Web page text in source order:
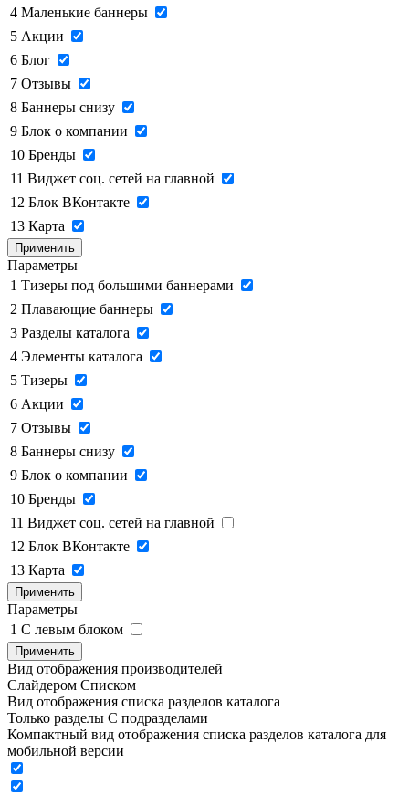
4 Маленькие баннеры
5 Акции
6 Блог
7 Отзывы
8 Баннеры снизу
9 Блок о компании
10 Бренды
11 Виджет соц. сетей на главной
12 Блок ВКонтакте
13 Карта
Применить
Параметры
1 Тизеры под большими баннерами
2 Плавающие баннеры
3 Разделы каталога
4 Элементы каталога
5 Тизеры
6 Акции
7 Отзывы
8 Баннеры снизу
9 Блок о компании
10 Бренды
11 Виджет соц. сетей на главной
12 Блок ВКонтакте
13 Карта
Применить
Параметры
1 C левым блоком
Применить
Вид отображения производителей
Слайдером Списком
Вид отображения списка разделов каталога
Только разделы С подразделами
Компактный вид отображения списка разделов каталога для
мобильной версии